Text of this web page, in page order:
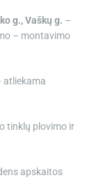
g., Vaškų g. –
– montavimo
atliekama
tinklų plovimo ir
apskaitos